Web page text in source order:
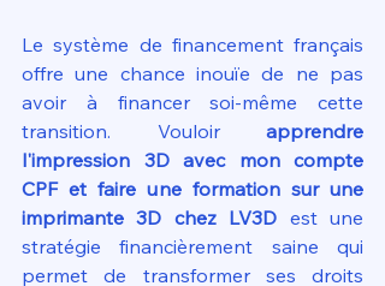
Le système de financement français
offre une chance inouïe de ne pas
avoir à financer soi-même cette
transition. Vouloir apprendre
l'impression 3D avec mon compte
CPF et faire une formation sur une
imprimante 3D chez LV3D est une
stratégie financièrement saine qui
permet de transformer ses droits